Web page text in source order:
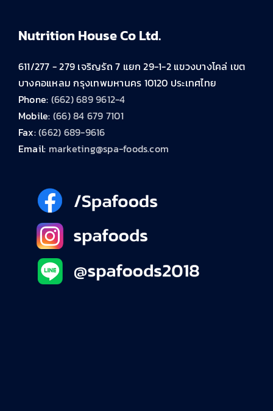
Nutrition House Co Ltd.
611/277 - 279 เจริญรัถ 7 แยก 29-1-2 แขวงบางโคล่ เขต
บางคอแหลม กรุงเทพมหานคร 10120 ประเทศไทย
Phone: (662) 689 9612-4
Mobile: (66) 84 679 7101
Fax:(662) 689-9616
Email: marketing@spa-foods.com